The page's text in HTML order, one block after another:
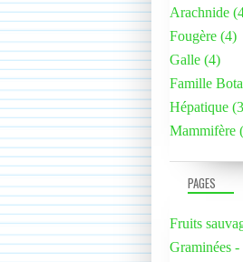
PAGES
Fruits
Graminées
Arachnide
Fougère (4)
Galle (4)
Famille
Hépatique
Mammifère